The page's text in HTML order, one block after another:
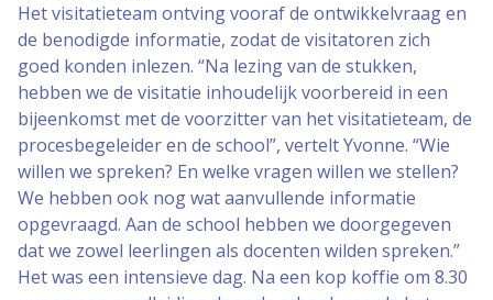
Het visitatieteam ontving vooraf de ontwikkelvraag en
de benodigde informatie, zodat de visitatoren zich
goed konden inlezen. “Na lezing van de stukken,
hebben we de visitatie inhoudelijk voorbereid in een
bijeenkomst met de voorzitter van het visitatieteam, de
procesbegeleider en de school”, vertelt Yvonne. “Wie
willen we spreken? En welke vragen willen we stellen?
We hebben ook nog wat aanvullende informatie
opgevraagd. Aan de school hebben we doorgegeven
dat we zowel leerlingen als docenten wilden spreken.”
Het was een intensieve dag. Na een kop koffie om 8.30